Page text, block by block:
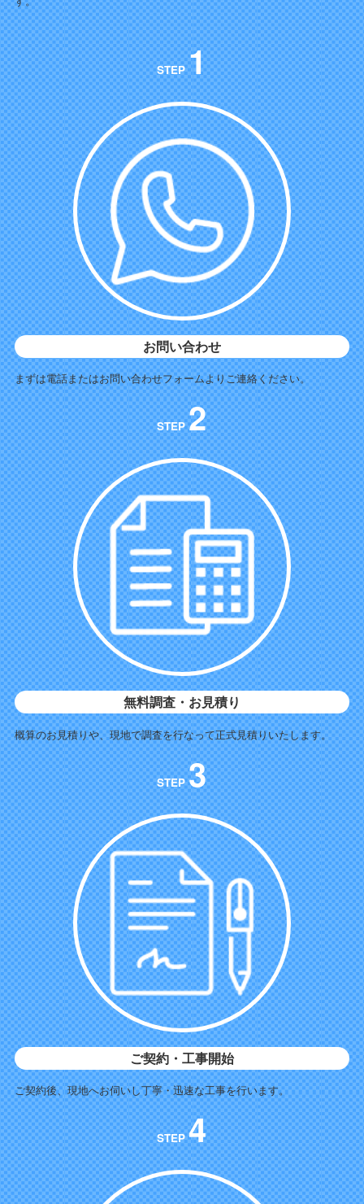
STEP1
お問い合わせ
まずは電話またはお問い合わせフォームよりご連絡ください。
STEP2
無料調査・お見積り
概算のお見積りや、現地で調査を行なって正式見積りいたします。
STEP3
ご契約・工事開始
ご契約後、現地へお伺いし丁寧・迅速な工事を行います。
STEP4